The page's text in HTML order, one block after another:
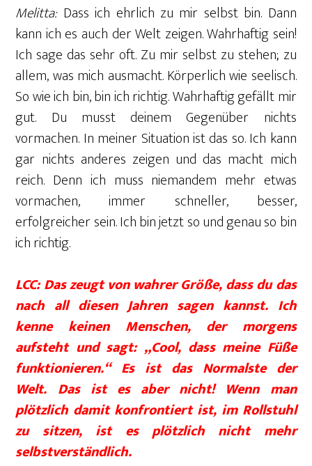
Melitta: Dass ich ehrlich zu mir selbst bin. Dann
kann ich es auch der Welt zeigen. Wahrhaftig sein!
Ich sage das sehr oft. Zu mir selbst zu stehen; zu
allem, was mich ausmacht. Körperlich wie seelisch.
So wie ich bin, bin ich richtig. Wahrhaftig gefällt mir
gut. Du musst deinem Gegenüber nichts
vormachen. In meiner Situation ist das so. Ich kann
gar nichts anderes zeigen und das macht mich
reich. Denn ich muss niemandem mehr etwas
vormachen, immer schneller, besser,
erfolgreicher sein. Ich bin jetzt so und genau so bin
ich richtig.
LCC: Das zeugt von wahrer Größe, dass du das
nach all diesen Jahren sagen kannst. Ich
kenne keinen Menschen, der morgens
aufsteht und sagt: „Cool, dass meine Füße
funktionieren.“ Es ist das Normalste der
Welt. Das ist es aber nicht! Wenn man
plötzlich damit konfrontiert ist, im Rollstuhl
zu sitzen, ist es plötzlich nicht mehr
selbstverständlich.